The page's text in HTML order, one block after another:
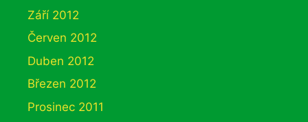
Září 2012
Červen 2012
Duben 2012
Březen 2012
Prosinec 2011